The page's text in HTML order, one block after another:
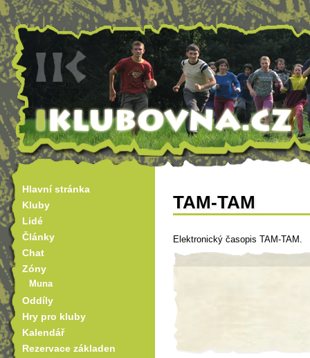
TAM-TAM
Elektronický časopis TAM-TAM.
Hlavní stránka
Kluby
Lidé
Články
Chat
Zóny
Muna
Oddíly
Hry pro kluby
Kalendář
Rezervace základen